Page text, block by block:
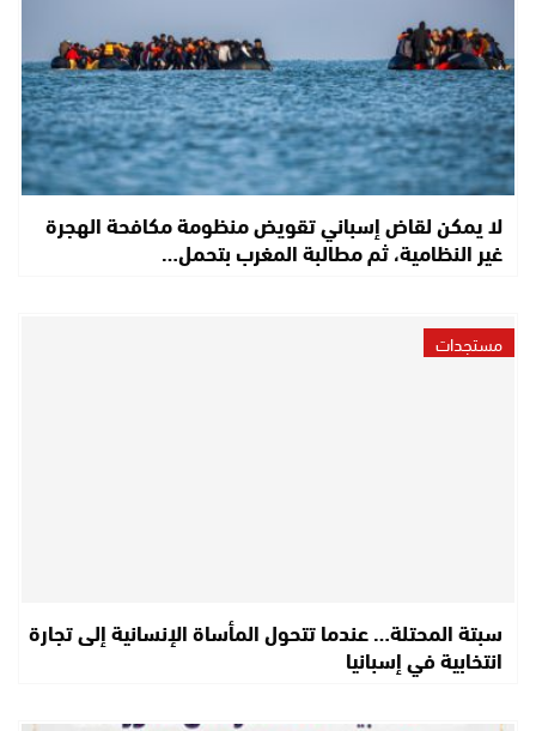
لا يمكن لقاض إسباني تقويض منظومة مكافحة الهجرة
غير النظامية، ثم مطالبة المغرب بتحمل…
مستجدات
سبتة المحتلة… عندما تتحول المأساة الإنسانية إلى تجارة
انتخابية في إسبانيا